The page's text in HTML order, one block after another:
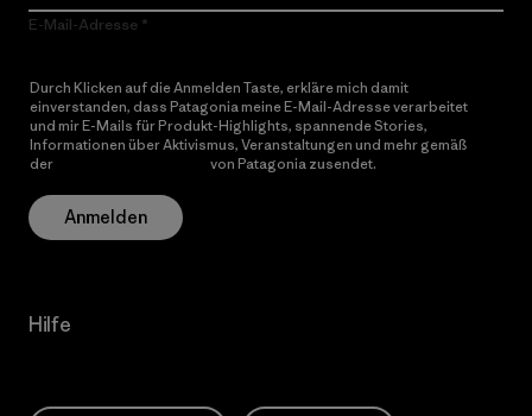
E-Mail-Adresse
Durch Klicken auf die Anmelden Taste, erkläre mich damit
einverstanden, dass Patagonia meine E-Mail-Adresse verarbeitet
und mir E-Mails für Produkt-Highlights, spannende Stories,
Informationen über Aktivismus, Veranstaltungen und mehr gemäß
der
von Patagonia zusendet.
Anmelden
Hilfe